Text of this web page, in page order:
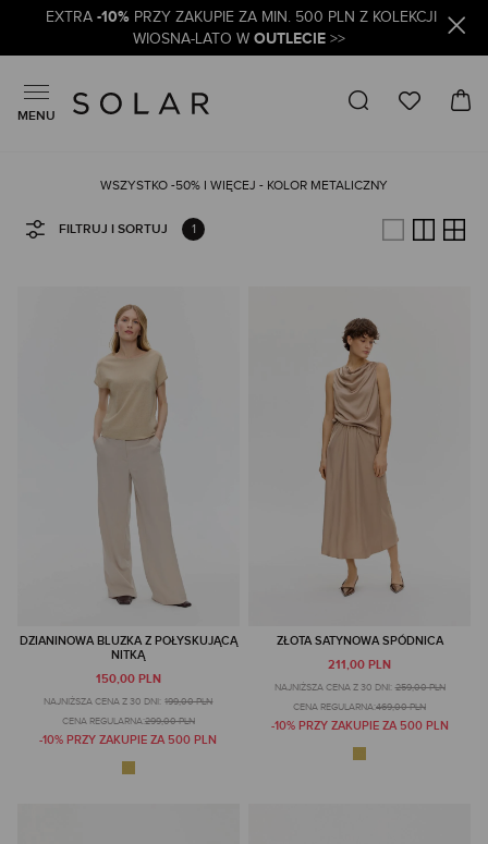
EXTRA -10% PRZY ZAKUPIE ZA MIN. 500 PLN Z KOLEKCJI
WIOSNA-LATO W OUTLECIE>>
MENU
WSZYSTKO -50% I WIĘCEJ - KOLOR METALICZNY
FILTRUJ I SORTUJ 1
DZIANINOWA BLUZKA Z POŁYSKUJĄCĄ
NITKĄ
150,00 PLN
NAJNIŻSZA CENA Z 30 DNI: 199,00 PLN
CENA REGULARNA:299,00 PLN
-10% PRZY ZAKUPIE ZA 500 PLN
ZŁOTA SATYNOWA SPÓDNICA
211,00 PLN
NAJNIŻSZA CENA Z 30 DNI: 259,00 PLN
CENA REGULARNA:469,00 PLN
-10% PRZY ZAKUPIE ZA 500 PLN